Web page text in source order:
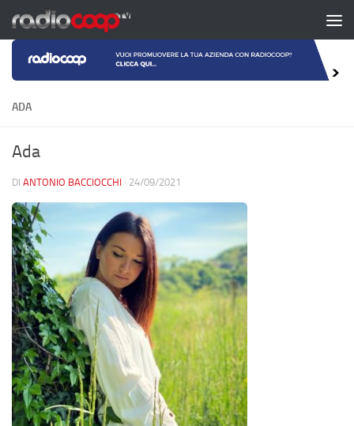
Salta al contenuto
ADA
Ada
DI ANTONIO BACCIOCCHI · 24/09/2021